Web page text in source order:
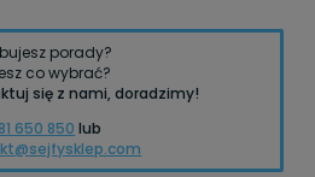
porady?
co wybrać?
się z nami, doradzimy!
650 850 lub